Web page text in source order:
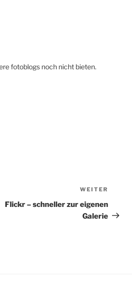
fotoblogs noch nicht bieten.
Beitrag
WEITER
Flickr – schneller zur eigenen
Galerie